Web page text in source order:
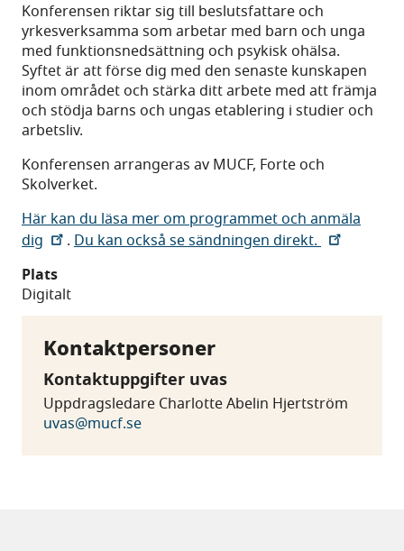
Kontaktpersoner
Kontaktuppgifter uvas
Uppdragsledare Charlotte Abelin Hjertström
uvas@mucf.se
Konferensen riktar sig till beslutsfattare och
yrkesverksamma som arbetar med barn och unga
med funktionsnedsättning och psykisk ohälsa.
Syftet är att förse dig med den senaste kunskapen
inom området och stärka ditt arbete med att främja
och stödja barns och ungas etablering i studier och
arbetsliv.
Konferensen arrangeras av MUCF, Forte och
Skolverket.
Här kan du läsa mer om programmet och anmäla
dig
. Du kan också se sändningen direkt.
Plats
Digitalt